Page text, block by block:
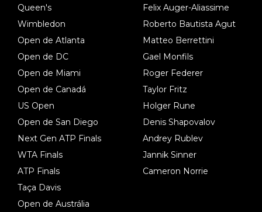
Queen's
Wimbledon
Open de Atlanta
Open de DC
Open de Miami
Open de Canadá
US Open
Open de San Diego
Next Gen ATP Finals
WTA Finals
ATP Finals
Taça Davis
Open de Austrália
Felix Auger-Aliassime
Roberto Bautista Agut
Matteo Berrettini
Gael Monfils
Roger Federer
Taylor Fritz
Holger Rune
Denis Shapovalov
Andrey Rublev
Jannik Sinner
Cameron Norrie